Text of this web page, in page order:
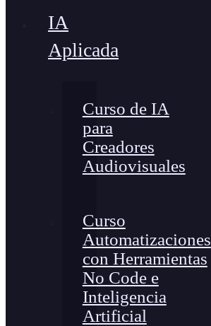
IA
Aplicada
Curso de IA
para
Creadores
Audiovisuales
Curso
Automatizaciones
con Herramientas
No Code e
Inteligencia
Artificial